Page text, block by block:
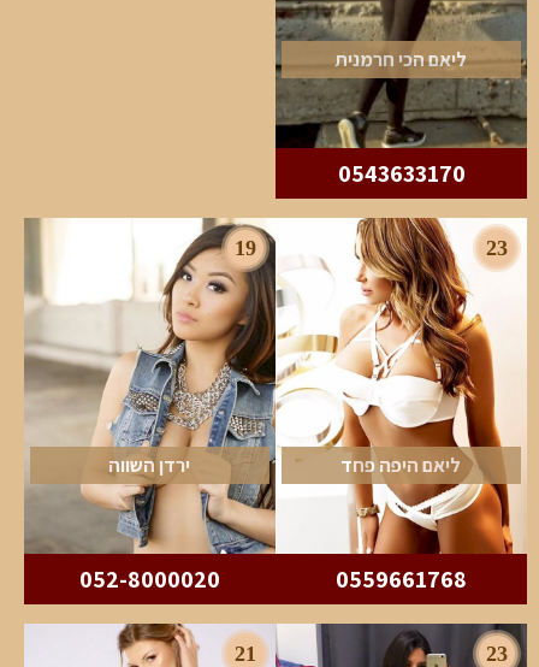
ליאם הכי חרמנית
0543633170
23
ליאם היפה פחד
0559661768
19
ירדן השווה
052-8000020
23
21